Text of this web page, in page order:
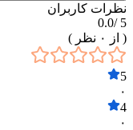
نظرات کاربران
5 /
0.0
( از
۰ نظر )
5
۰
4
۰